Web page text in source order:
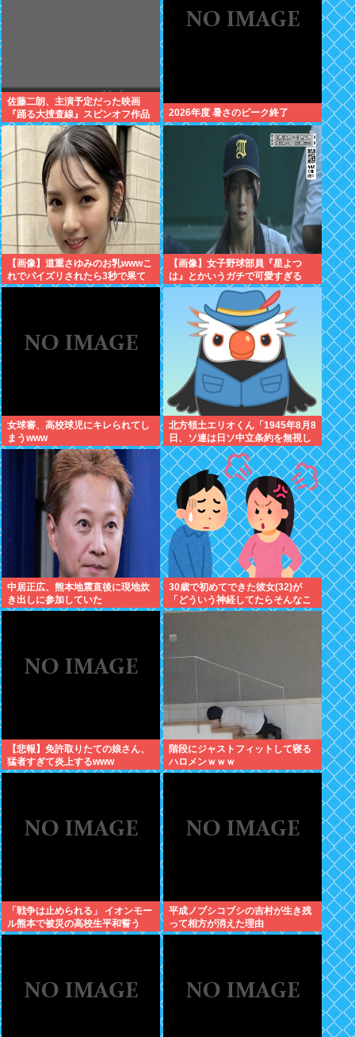
佐藤二朗、主演予定だった映画
『踊る大捜査線』スピンオフ作品
の撮影中止
2026年度 暑さのピーク終了
【画像】道重さゆみのお乳wwwこ
れでパイズリされたら3秒で果て
るだろ
【画像】女子野球部員『星よつ
は』とかいうガチで可愛すぎる
JKwww
女球審、高校球児にキレられてし
まうwww
北方領土エリオくん「1945年8月8
日、ソ連は日ソ中立条約を無視し
宣戦布告、翌9日に日本への侵攻
を開始したぜ！」
中居正広、熊本地震直後に現地炊
き出しに参加していた
30歳で初めてできた彼女(32)が
「どういう神経してたらそんなこ
と言えるの？」と激怒、その理由
【悲報】免許取りたての娘さん、
猛者すぎて炎上するwww
階段にジャストフィットして寝る
ハロメンｗｗｗ
「戦争は止められる」 イオンモー
ル熊本で被災の高校生平和誓う
平成ノブシコブシの吉村が生き残
って相方が消えた理由